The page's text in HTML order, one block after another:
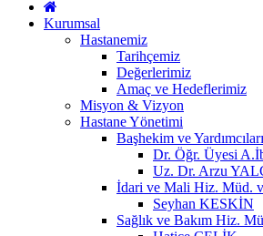
Kurumsal
Hastanemiz
Tarihçemiz
Değerlerimiz
Amaç ve Hedeflerimiz
Misyon & Vizyon
Hastane Yönetimi
Başhekim ve Yardımcıları
Dr. Öğr. Üyesi
Uz. Dr. Arzu
İdari ve Mali Hiz. Müd.
Seyhan KESKİN
Sağlık ve Bakım Hiz.